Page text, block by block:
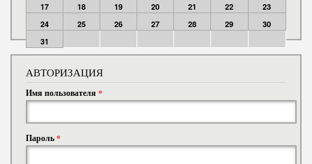
17
18 19 20 21 22
23
24
25 26 27 28 29
30
31
АВТОРИЗАЦИЯ
Имя пользователя *
Пароль*